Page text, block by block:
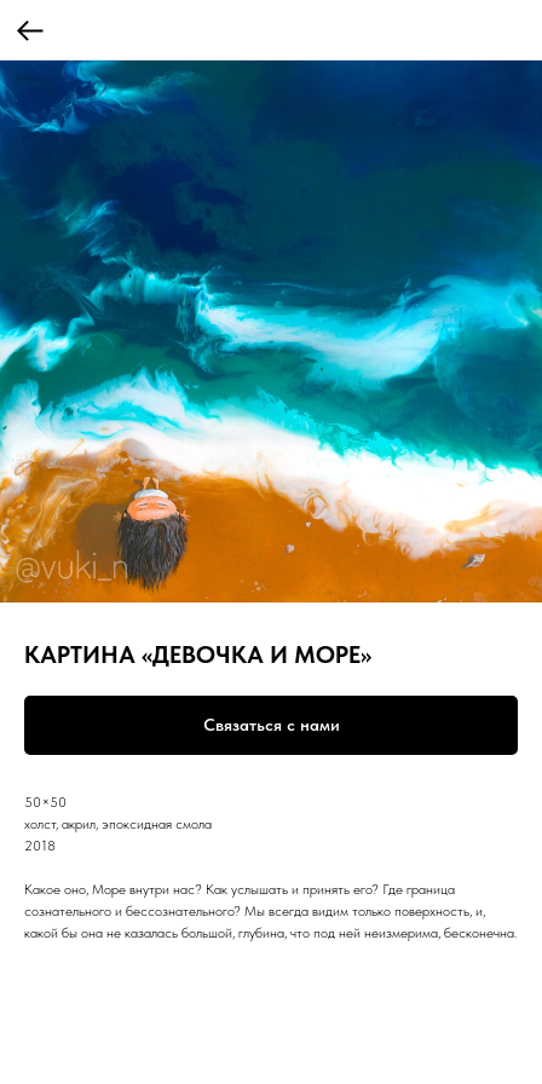
КАРТИНА «ДЕВОЧКА И МОРЕ»
Связаться с нами
50×50
холст, акрил, эпоксидная смола
2018
Какое оно, Море внутри нас? Как услышать и принять его? Где граница
сознательного и бессознательного? Мы всегда видим только поверхность, и,
какой бы она не казалась большой, глубина, что под ней неизмерима, бесконечна.